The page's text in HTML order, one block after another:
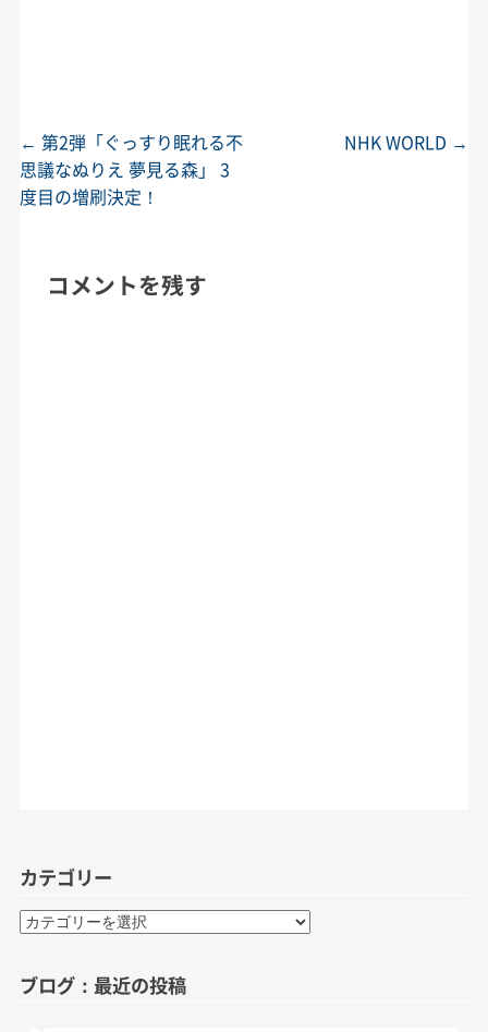
投稿ナビゲーション
← 第2弾「ぐっすり眠れる不
思議なぬりえ 夢見る森」 3
度目の増刷決定！
NHK WORLD →
コメントを残す
カテゴリー
カ
テ
リ
ブログ：最近の投稿